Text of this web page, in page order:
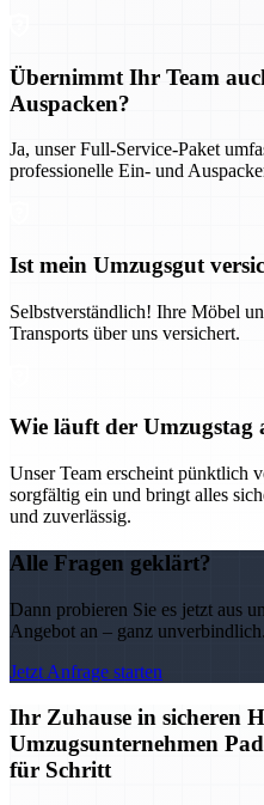
Übernimmt Ihr Team
Auspacken?
Ja, unser Full-Service-Paket
professionelle Ein- und
Ist mein Umzugsgut
Selbstverständlich! Ihre Möbel
Transports über uns versichert.
Wie läuft der Umzugstag
Unser Team erscheint pünktlich
sorgfältig ein und bringt alles
und zuverlässig.
Alle Fragen geklärt?
Dann probieren Sie es jetzt aus
Angebot an – ganz unverbindlich.
Jetzt Anfrage starten
Ihr Zuhause in sicheren
Umzugsunternehmen
für Schritt